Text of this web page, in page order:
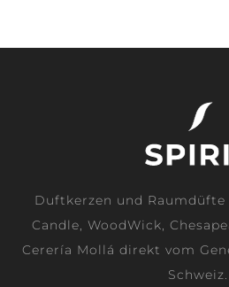
Duftkerzen und Raumdüfte
Candle, WoodWick,
Cerería Mollá direkt vom
Schweiz.